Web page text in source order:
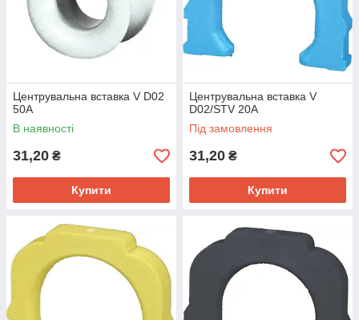
Центрувальна вставка V D02
50A
В наявності
31,20 ₴
Купити
Центрувальна вставка V
D02/STV 20A
Під замовлення
31,20 ₴
Купити